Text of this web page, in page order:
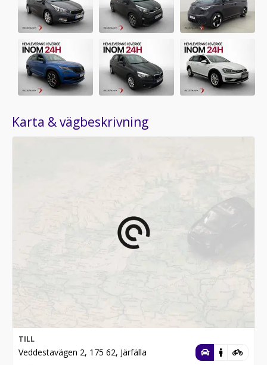
Karta & vägbeskrivning
TILL
Veddestavägen 2, 175 62, Järfälla